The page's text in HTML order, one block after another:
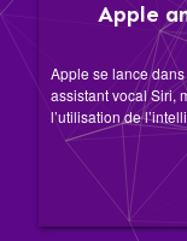
Apple
Apple se lance
assistant vocal Siri,
l’utilisation de